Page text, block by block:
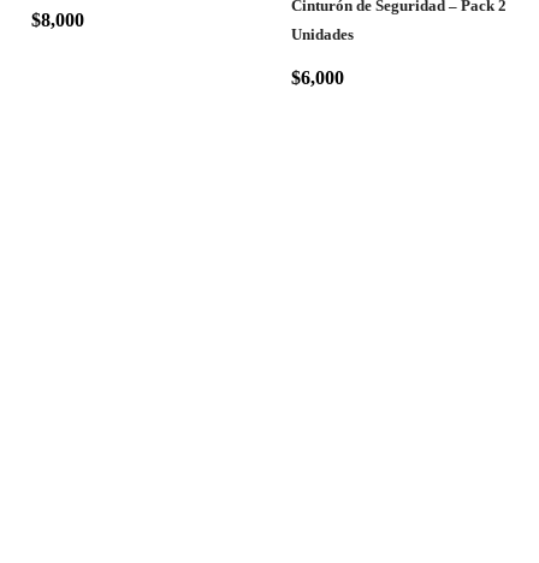
$8,000
Cinturón de Seguridad – Pack 2
Unidades
$6,000